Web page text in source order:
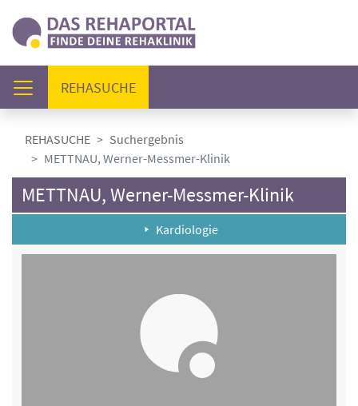
REHASUCHE(AKTUELL)
REHASUCHE
Suchergebnis
METTNAU, Werner-Messmer-Klinik
METTNAU, Werner-Messmer-Klinik
Kardiologie